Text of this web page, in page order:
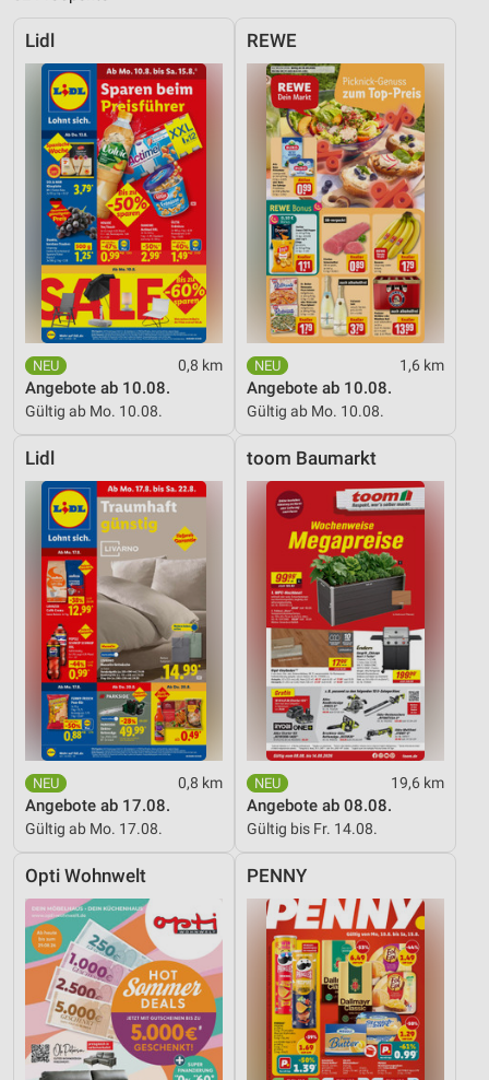
Lidl
0,8 km
Angebote ab 10.08.
Gültig ab Mo. 10.08.
REWE
1,6 km
Angebote ab 10.08.
Gültig ab Mo. 10.08.
Lidl
0,8 km
Angebote ab 17.08.
Gültig ab Mo. 17.08.
toom Baumarkt
19,6 km
Angebote ab 08.08.
Gültig bis Fr. 14.08.
Opti Wohnwelt PENNY